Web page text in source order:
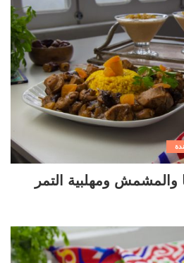
والمشمش ومهلبية التمر